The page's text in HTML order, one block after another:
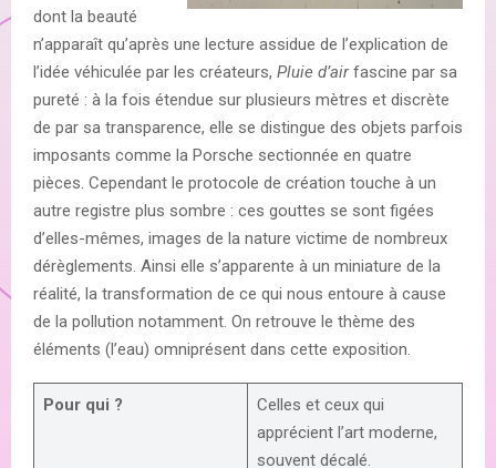
dont la beauté
n’apparaît qu’après une lecture assidue de l’explication de
l’idée véhiculée par les créateurs, Pluie d’airfascine par sa
pureté : à la fois étendue sur plusieurs mètres et discrète
de par sa transparence, elle se distingue des objets parfois
imposants comme la Porsche sectionnée en quatre
pièces. Cependant le protocole de création touche à un
autre registre plus sombre : ces gouttes se sont figées
d’elles-mêmes, images de la nature victime de nombreux
dérèglements. Ainsi elle s’apparente à un miniature de la
réalité, la transformation de ce qui nous entoure à cause
de la pollution notamment. On retrouve le thème des
éléments (l’eau) omniprésent dans cette exposition.
Pour qui ?
Celles et ceux qui
apprécient l’art moderne,
souvent décalé.